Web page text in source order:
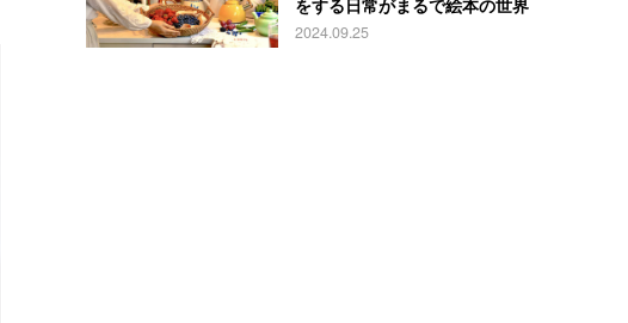
をする日常がまるで絵本の世界
2024.09.25